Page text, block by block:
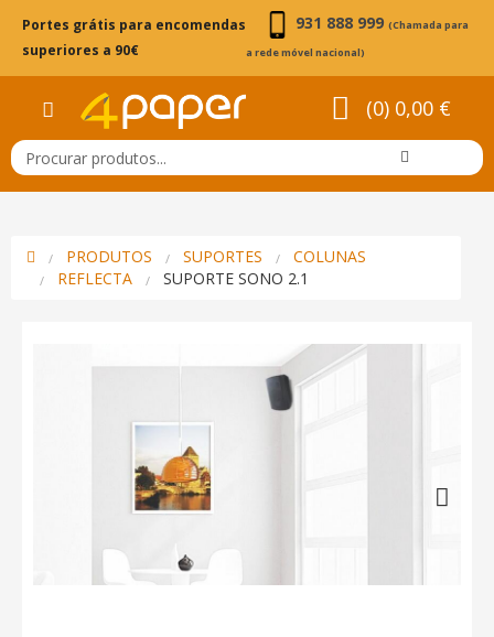
Portes grátis para encomendas
superiores a 90€
931 888 999 (Chamada para
a rede móvel nacional)
(0) 0,00 €
PRODUTOS SUPORTES
COLUNAS
REFLECTA
SUPORTE SONO 2.1